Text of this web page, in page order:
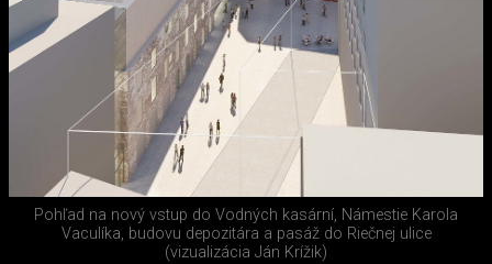
Pohľad na nový vstup do Vodných kasární, Námestie Karola
Vaculíka, budovu depozitára a pasáž do Riečnej ulice
(vizualizácia Ján Krížik)